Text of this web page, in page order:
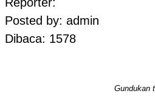
Posted by: admin
Dibaca: 1578
Gundukan